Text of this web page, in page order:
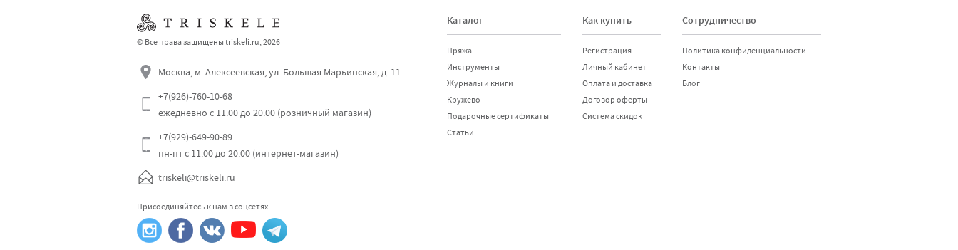
© Все права защищены triskeli.ru, 2026
Москва, м. Алексеевская, ул. Большая Марьинская, д. 11
+7(926)-760-10-68
ежедневно с 11.00 до 20.00 (розничный магазин)
+7(929)-649-90-89
пн-пт с 11.00 до 20.00 (интернет-магазин)
triskeli@triskeli.ru
Присоединяйтесь к нам в соцсетях
Каталог
Пряжа
Инструменты
Журналы и книги
Кружево
Подарочные сертификаты
Статьи
Как купить
Регистрация
Личный кабинет
Оплата и доставка
Договор оферты
Система скидок
Сотрудничество
Политика конфиденциальности
Контакты
Блог